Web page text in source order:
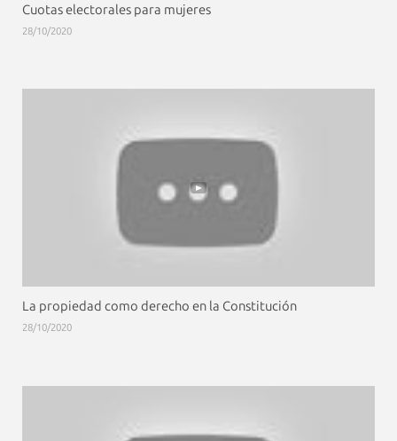
Cuotas electorales para mujeres
28/10/2020
La propiedad como derecho en la Constitución
28/10/2020